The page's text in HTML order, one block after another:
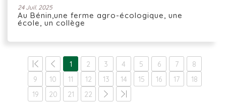
24 Juil. 2025
Au Bénin,une ferme agro-écologique, une
école, un collège
1 2 3 4 5 6 7
8
9
10 11 12 13 14 15 16 17
18
19
20 21 22